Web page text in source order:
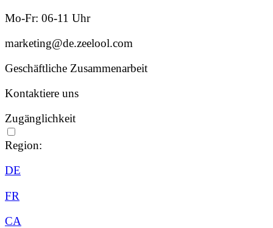
Mo-Fr: 06-11 Uhr
marketing@de.zeelool.com
Geschäftliche Zusammenarbeit
Kontaktiere uns
Zugänglichkeit
Region:
DE
FR
CA